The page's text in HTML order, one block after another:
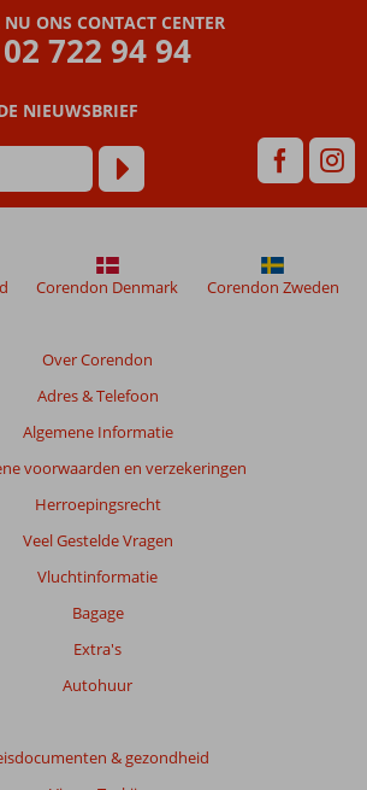
NU ONS CONTACT CENTER
02 722 94 94
NIEUWSBRIEF
Over Corendon
Adres & Telefoon
Algemene Informatie
voorwaarden en verzekeringen
Herroepingsrecht
Veel Gestelde Vragen
Vluchtinformatie
Bagage
Extra's
Autohuur
& gezondheid
Corendon Denmark Corendon Zweden